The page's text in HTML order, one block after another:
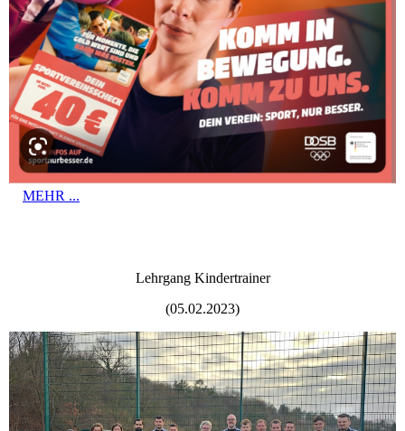
MEHR ...
Lehrgang Kindertrainer
(05.02.2023)